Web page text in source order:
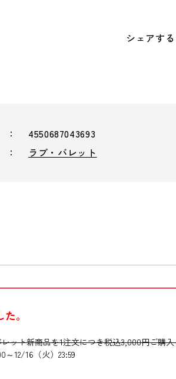
シェアする
4550687043693
ラブ・バレット
。
ット新商品を1注文につき税込3,000円ご購
～12/16（火）23:59